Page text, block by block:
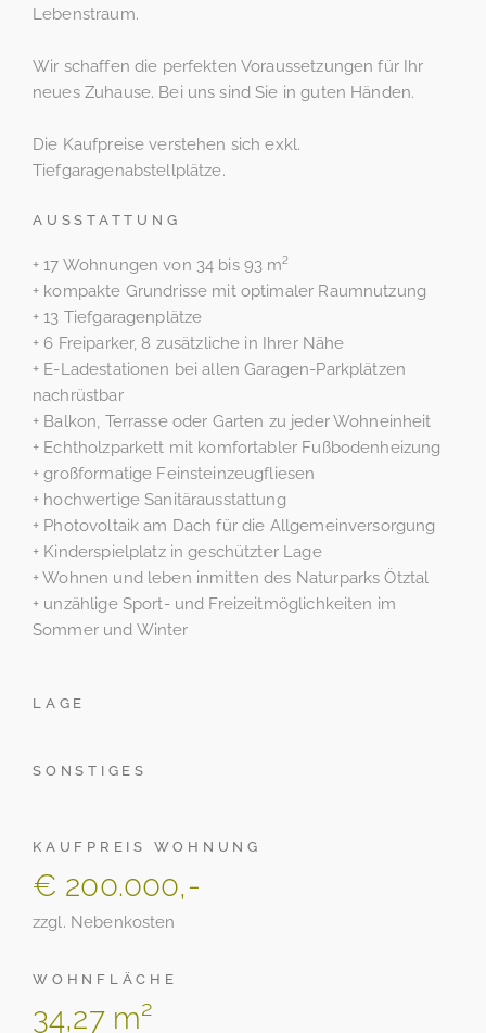
Lebenstraum.
Wir schaffen die perfekten Voraussetzungen für Ihr
neues Zuhause. Bei uns sind Sie in guten Händen.
Die Kaufpreise verstehen sich exkl.
Tiefgaragenabstellplätze.
AUSSTATTUNG
+ 17 Wohnungen von 34 bis 93 m²
+ kompakte Grundrisse mit optimaler Raumnutzung
+ 13 Tiefgaragenplätze
+ 6 Freiparker, 8 zusätzliche in Ihrer Nähe
+ E-Ladestationen bei allen Garagen-Parkplätzen
nachrüstbar
+ Balkon, Terrasse oder Garten zu jeder Wohneinheit
+ Echtholzparkett mit komfortabler Fußbodenheizung
+ großformatige Feinsteinzeugfliesen
+ hochwertige Sanitärausstattung
+ Photovoltaik am Dach für die Allgemeinversorgung
+ Kinderspielplatz in geschützter Lage
+ Wohnen und leben inmitten des Naturparks Ötztal
+ unzählige Sport- und Freizeitmöglichkeiten im
Sommer und Winter
LAGE
SONSTIGES
KAUFPREIS WOHNUNG
€ 200.000,-
zzgl. Nebenkosten
WOHNFLÄCHE
34,27 m²